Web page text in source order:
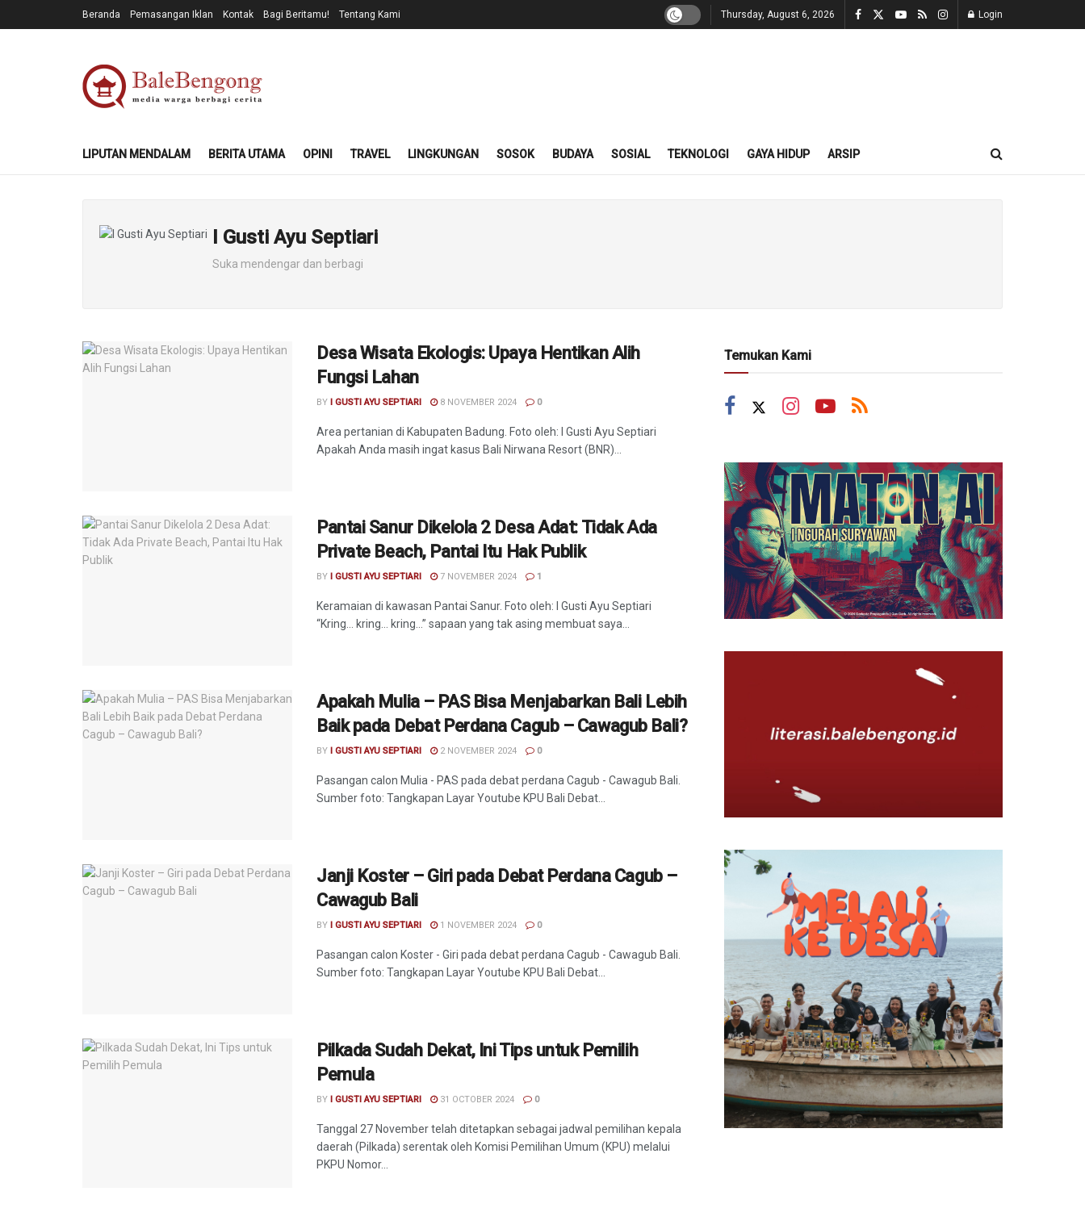
Beranda Pemasangan Iklan Kontak Bagi Beritamu! Tentang Kami Thursday, August 6, 2026 Login
LIPUTAN MENDALAM BERITA UTAMA OPINI TRAVEL LINGKUNGAN SOSOK BUDAYA SOSIAL TEKNOLOGI GAYA HIDUP ARSIP
I Gusti Ayu Septiari
Suka mendengar dan berbagi
Desa Wisata Ekologis: Upaya Hentikan Alih
Fungsi Lahan
BY I GUSTI AYU SEPTIARI 8 NOVEMBER 2024 0
Area pertanian di Kabupaten Badung. Foto oleh: I Gusti Ayu Septiari
Apakah Anda masih ingat kasus Bali Nirwana Resort (BNR)...
Pantai Sanur Dikelola 2 Desa Adat: Tidak Ada
Private Beach, Pantai Itu Hak Publik
BY I GUSTI AYU SEPTIARI 7 NOVEMBER 2024 1
Keramaian di kawasan Pantai Sanur. Foto oleh: I Gusti Ayu Septiari
“Kring… kring… kring…” sapaan yang tak asing membuat saya...
Apakah Mulia – PAS Bisa Menjabarkan Bali Lebih
Baik pada Debat Perdana Cagub – Cawagub Bali?
BY I GUSTI AYU SEPTIARI 2 NOVEMBER 2024 0
Pasangan calon Mulia - PAS pada debat perdana Cagub - Cawagub Bali.
Sumber foto: Tangkapan Layar Youtube KPU Bali Debat...
Janji Koster – Giri pada Debat Perdana Cagub –
Cawagub Bali
BY I GUSTI AYU SEPTIARI 1 NOVEMBER 2024 0
Pasangan calon Koster - Giri pada debat perdana Cagub - Cawagub Bali.
Sumber foto: Tangkapan Layar Youtube KPU Bali Debat...
Pilkada Sudah Dekat, Ini Tips untuk Pemilih
Pemula
BY I GUSTI AYU SEPTIARI 31 OCTOBER 2024 0
Tanggal 27 November telah ditetapkan sebagai jadwal pemilihan kepala
daerah (Pilkada) serentak oleh Komisi Pemilihan Umum (KPU) melalui
PKPU Nomor...
Temukan Kami